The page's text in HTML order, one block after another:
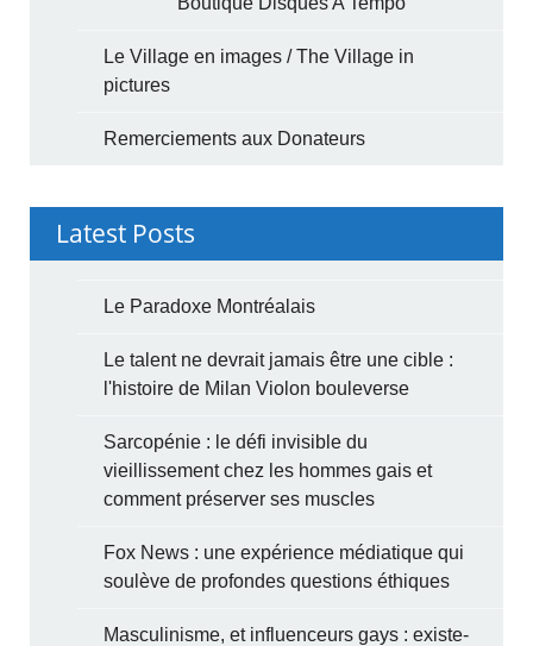
Le Village en images / The Village in
pictures
Remerciements aux Donateurs
Latest Posts
Le Paradoxe Montréalais
Le talent ne devrait jamais être une cible :
l'histoire de Milan Violon bouleverse
Sarcopénie : le défi invisible du
vieillissement chez les hommes gais et
comment préserver ses muscles
Fox News : une expérience médiatique qui
soulève de profondes questions éthiques
Masculinisme, et influenceurs gays : existe-